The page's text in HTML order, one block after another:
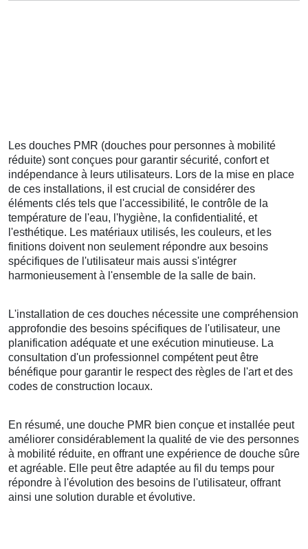
Les douches PMR (douches pour personnes à mobilité
réduite) sont conçues pour garantir sécurité, confort et
indépendance à leurs utilisateurs. Lors de la mise en place
de ces installations, il est crucial de considérer des
éléments clés tels que l'accessibilité, le contrôle de la
température de l'eau, l'hygiène, la confidentialité, et
l'esthétique. Les matériaux utilisés, les couleurs, et les
finitions doivent non seulement répondre aux besoins
spécifiques de l'utilisateur mais aussi s'intégrer
harmonieusement à l'ensemble de la salle de bain.
L'installation de ces douches nécessite une compréhension
approfondie des besoins spécifiques de l'utilisateur, une
planification adéquate et une exécution minutieuse. La
consultation d'un professionnel compétent peut être
bénéfique pour garantir le respect des règles de l'art et des
codes de construction locaux.
En résumé, une douche PMR bien conçue et installée peut
améliorer considérablement la qualité de vie des personnes
à mobilité réduite, en offrant une expérience de douche sûre
et agréable. Elle peut être adaptée au fil du temps pour
répondre à l'évolution des besoins de l'utilisateur, offrant
ainsi une solution durable et évolutive.